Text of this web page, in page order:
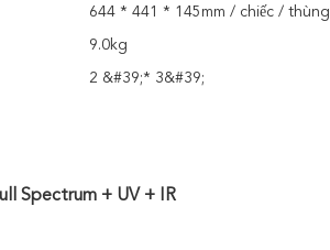
644 * 441 * 145mm / chiếc / thùng
9.0kg
2 &#39;* 3&#39;
Spectrum + UV + IR